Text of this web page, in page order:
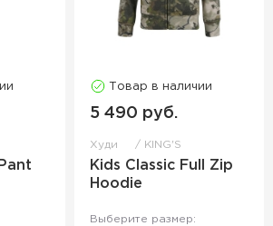
Товар в наличии
5 490 руб.
Худи KING'S
Kids Classic Full Zip
Hoodie
Выберите размер: